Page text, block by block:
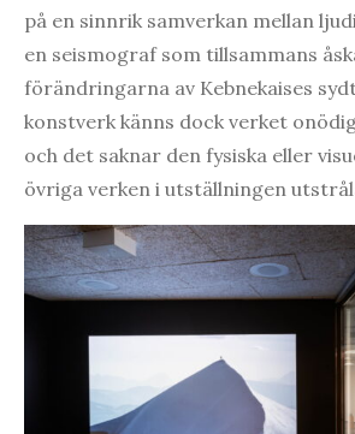
på en sinnrik samverkan mellan
en seismograf som tillsammans
förändringarna av Kebnekaises
konstverk känns dock verket
och det saknar den fysiska eller
övriga verken i utställningen